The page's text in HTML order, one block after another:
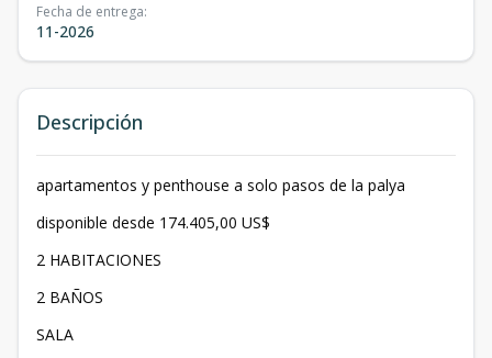
Fecha de entrega:
11-2026
Descripción
apartamentos y penthouse a solo pasos de la palya
disponible desde 174.405,00 US$
2 HABITACIONES
2 BAÑOS
SALA